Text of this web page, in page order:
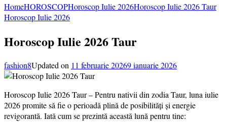
HomeHOROSCOPHoroscop Iulie 2026Horoscop Iulie 2026 Taur
Horoscop Iulie 2026
Horoscop Iulie 2026 Taur
fashion8Updated on 11 februarie 20269 ianuarie 2026
Horoscop Iulie 2026 Taur – Pentru nativii din zodia Taur, luna iulie
2026 promite să fie o perioadă plină de posibilități și energie
revigorantă. Iată cum se prezintă această lună pentru tine: